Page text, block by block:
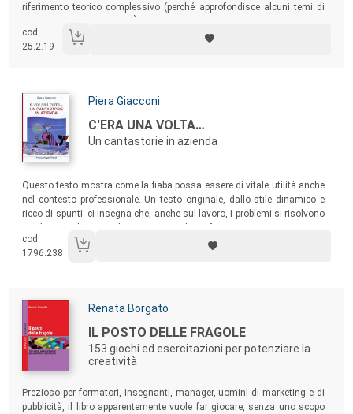
riferimento teorico complessivo (perché approfondisce alcuni temi di
formatore, sia a coloro che già operano da anni nel settore e vogliono
verificare e confrontare i propri metodi e le proprie convinzioni.
cod.
25.2.19
Autori:
Piera Giacconi
Titolo:
C'ERA UNA VOLTA…
Un cantastorie in azienda
Questo testo mostra come la fiaba possa essere di vitale utilità anche
nel contesto professionale. Un testo originale, dallo stile dinamico e
ricco di spunti: ci insegna che, anche sul lavoro, i problemi si risolvono
cod.
1796.238
Autori:
Renata Borgato
Titolo:
IL POSTO DELLE FRAGOLE
153 giochi ed esercitazioni per potenziare la
creatività
Prezioso per formatori, insegnanti, manager, uomini di marketing e di
pubblicità, il libro apparentemente vuole far giocare, senza uno scopo